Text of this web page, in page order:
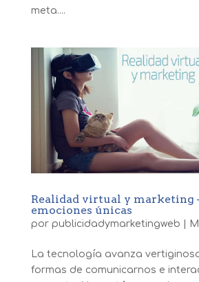
meta....
Realidad virtual y marketing
emociones únicas
por publicidadymarketingweb
La tecnología avanza
formas de comunicarnos e